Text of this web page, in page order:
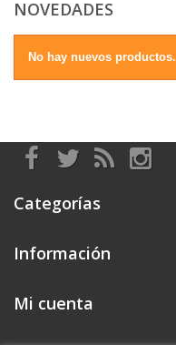
NOVEDADES
No hay nuevos productos.
Categorías
Información
Mi cuenta